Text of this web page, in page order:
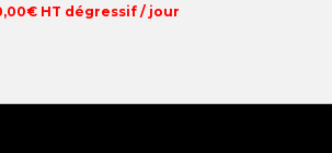
€ HT dégressif / jour